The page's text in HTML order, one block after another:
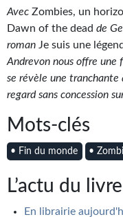
Tous les articles
La Bibliothèque
Journal d'un homme
FORUMS
CONTACT
Nous contacter
F.A.Q.
Avec Zombies, un
Dawn of the dead de
roman Je suis une
Andrevon nous offre une
se révèle une
regard sans concession
Mots-clés
• Fin du monde •
L’actu du livre
En librairie